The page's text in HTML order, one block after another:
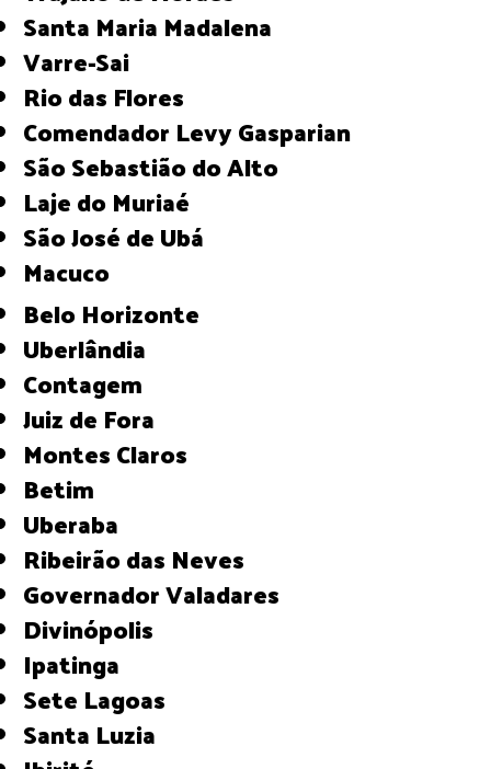
Santa Maria Madalena
Varre-Sai
Rio das Flores
Comendador Levy Gasparian
São Sebastião do Alto
Laje do Muriaé
São José de Ubá
Macuco
Belo Horizonte
Uberlândia
Contagem
Juiz de Fora
Montes Claros
Betim
Uberaba
Ribeirão das Neves
Governador Valadares
Divinópolis
Ipatinga
Sete Lagoas
Santa Luzia